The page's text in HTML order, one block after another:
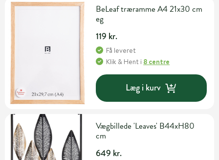
BeLeaf træramme A4 21x30 cm
eg
119 kr.
Få leveret
Klik & Hent i 8 centre
Læg i kurv
Vægbillede 'Leaves' B44xH80
cm
649 kr.